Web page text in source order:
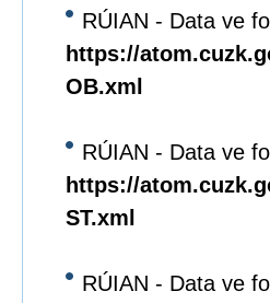
RÚIAN - Data ve
https://
OB.xml
RÚIAN - Data ve
https://
ST.xml
RÚIAN - Data ve